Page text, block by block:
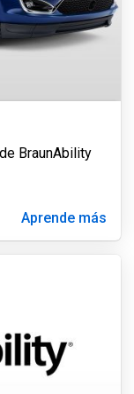
BraunAbility
Aprende más